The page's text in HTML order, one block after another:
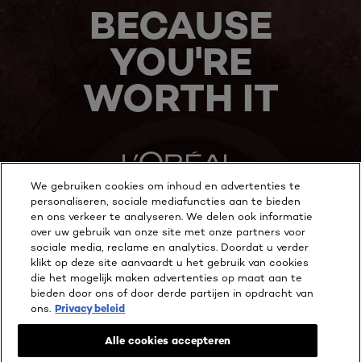
BECAUSE
YOU'RE
WORTH IT
MEER ONTDEKKEN
ADDRESS
Instagram
Facebook
YouTube
We gebruiken cookies om inhoud en advertenties te
personaliseren, sociale mediafuncties aan te bieden
en ons verkeer te analyseren. We delen ook informatie
over uw gebruik van onze site met onze partners voor
sociale media, reclame en analytics. Doordat u verder
klikt op deze site aanvaardt u het gebruik van cookies
die het mogelijk maken advertenties op maat aan te
bieden door ons of door derde partijen in opdracht van
ons. Privacy beleid
Alle cookies accepteren